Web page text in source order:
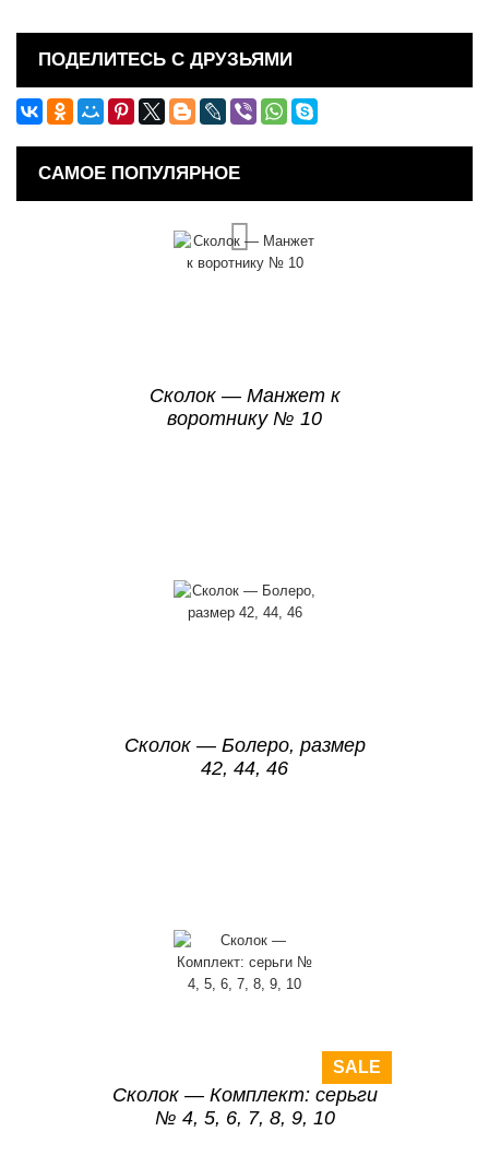
ПОДЕЛИТЕСЬ С ДРУЗЬЯМИ
САМОЕ ПОПУЛЯРНОЕ
Сколок — Манжет к
воротнику № 10
Сколок — Болеро, размер
42, 44, 46
SALE
Сколок — Комплект: серьги
№ 4, 5, 6, 7, 8, 9, 10